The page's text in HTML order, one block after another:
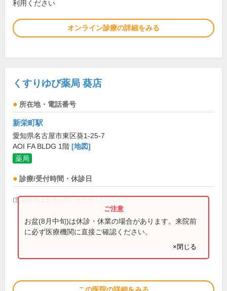
利用ください
オンライン診療の詳細をみる
くすりゆび薬局 葵店
所在地・電話番号
新栄町駅
愛知県名古屋市東区葵1-25-7
AOI FA BLDG 1階 [地図]
薬局
診療/受付時間・休診日
(営業時間は直接お問い合わせください)
お盆(8月中旬)は休診・休業の場合があります。来院前
に必ず医療機関に直接ご確認ください。
×閉じる